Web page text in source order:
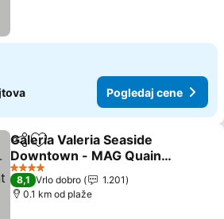
Pogledaj cene
Deli Dodati u favorite
Galeria Valeria Seaside
Downtown - MAG Quaint
& Elegant Boutique Hotels
4 Zvezdice
8,1 Vrlo dobro
1.201
0.1 km od plaže